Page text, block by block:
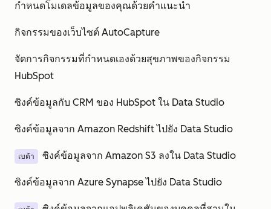
กำหนดโมเดลข้อมูลของคุณด้วยคำแนะนำ
กิจกรรมของเว็บไซต์ AutoCapture
จัดการกิจกรรมที่กำหนดเองด้วยสุขภาพของกิจกรรม
HubSpot
ซิงค์ข้อมูลกับ CRM ของ HubSpot ใน Data Studio
ซิงค์ข้อมูลจาก Amazon Redshift ไปยัง Data Studio
เบต้า ซิงค์ข้อมูลจาก Amazon S3 ลงใน Data Studio
ซิงค์ข้อมูลจาก Azure Synapse ไปยัง Data Studio